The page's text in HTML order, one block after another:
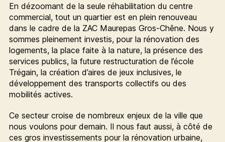
En dézoomant de la seule réhabilitation du centre
commercial, tout un quartier est en plein renouveau
dans le cadre de la ZAC Maurepas Gros-Chêne. Nous y
sommes pleinement investis, pour la rénovation des
logements, la place faite à la nature, la présence des
services publics, la future restructuration de l’école
Trégain, la création d’aires de jeux inclusives, le
développement des transports collectifs ou des
mobilités actives.
Ce secteur croise de nombreux enjeux de la ville que
nous voulons pour demain. Il nous faut aussi, à côté de
ces gros investissements pour la rénovation urbaine,